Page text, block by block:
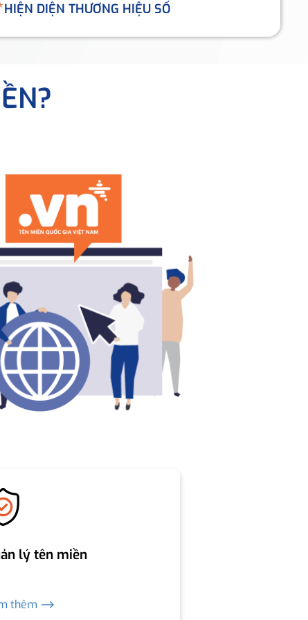
HIỆN DIỆN THƯƠNG HIỆU SỐ
lý tên miền
thêm ⟶